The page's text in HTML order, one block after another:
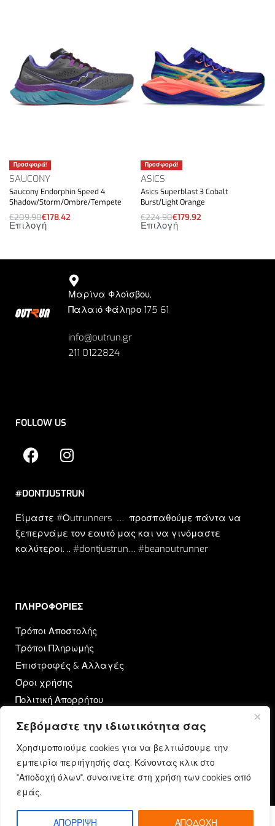
Σεβόμαστε την ιδιωτικότητα σας
Χρησιμοποιούμε cookies για να βελτιώσουμε την
εμπειρία περιήγησής σας. Κάνοντας κλικ στο
"Αποδοχή όλων", συναινείτε στη χρήση των cookies από
εμάς.
ΑΠΟΡΡΙΨΗ ΑΠΟΔΟΧΗ
και ενισχυμένη πτέρνα, προσφέρουν μια εμπειρία
εφαρμογής χωρίς ραφές.
Βάρος: 265gr.
Προσφορά!
SAUCONY
Saucony Endorphin Speed 4
Shadow/Storm/Ombre/Tempete
€209.90€178.42
Επιλογή
Προσφορά!
ASICS
Asics Superblast 3 Cobalt
Burst/Light Orange
€224.90€179.92
Επιλογή
Μαρίνα Φλοίσβου,
Παλαιό Φάληρο 175 61
info@outrun.gr
211 0122824
FOLLOW US
#DONTJUSTRUN
Είμαστε #Οutrunners … προσπαθούμε πάντα να
ξεπερνάμε τον εαυτό μας και να γινόμαστε
καλύτεροι. .. #dontjustrun… #beanoutrunner
ΠΛΗΡΟΦΟΡΙΕΣ​
Τρόποι Αποστολής
Τρόποι Πληρωμής
Επιστροφές & Αλλαγές
Όροι χρήσης
Πολιτική Απορρήτου
OUTRUN
Ποιοι Είμαστε
Επικοινωνία
Blog